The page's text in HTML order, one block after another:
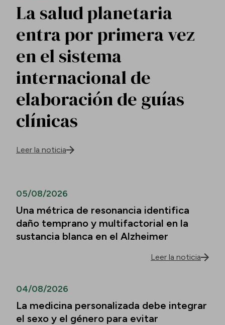
La salud planetaria
entra por primera vez
en el sistema
internacional de
elaboración de guías
clínicas
Leer la noticia
05/08/2026
Una métrica de resonancia identifica
daño temprano y multifactorial en la
sustancia blanca en el Alzheimer
Leer la noticia
04/08/2026
La medicina personalizada debe integrar
el sexo y el género para evitar